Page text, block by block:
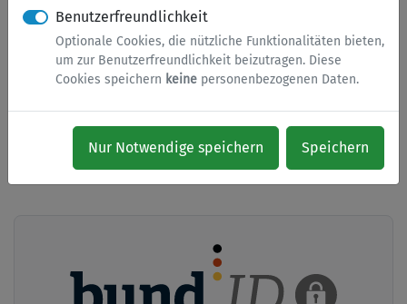
Benutzerfreundlichkeit
Optionale Cookies, die nützliche Funktionalitäten bieten,
um zur Benutzerfreundlichkeit beizutragen. Diese
Cookies speichern keine personenbezogenen Daten.
Nur Notwendige speichern Speichern
In der Serviceübersicht finden Sie alle verfügbaren Online-
Services, von denen Sie viele auch ohne Anmeldung nutzen
können. Es gibt eine Serviceübersicht nach Kategorien und
eine Serviceübersicht von A bis Z mit einer Suchfunktion.
➤ Serviceübersicht